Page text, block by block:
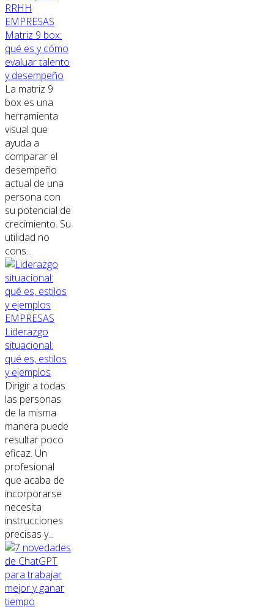
RRHH
EMPRESAS
Matriz 9 box:
qué es y cómo
evaluar talento
y desempeño
La matriz 9
box es una
herramienta
visual que
ayuda a
comparar el
desempeño
actual de una
persona con
su potencial de
crecimiento. Su
utilidad no
cons...
EMPRESAS
Liderazgo
situacional:
qué es, estilos
y ejemplos
Dirigir a todas
las personas
de la misma
manera puede
resultar poco
eficaz. Un
profesional
que acaba de
incorporarse
necesita
instrucciones
precisas y...